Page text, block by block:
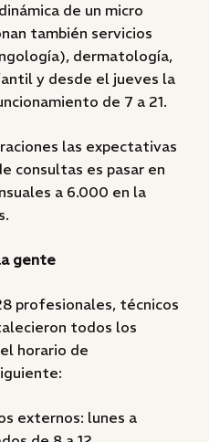
de un micro
también servicios
dermatología,
y desde el jueves la
de 7 a 21.
las expectativas
consultas es pasar en
a 6.000 en la
gente
profesionales, técnicos
todos los
horario de
externos: lunes a